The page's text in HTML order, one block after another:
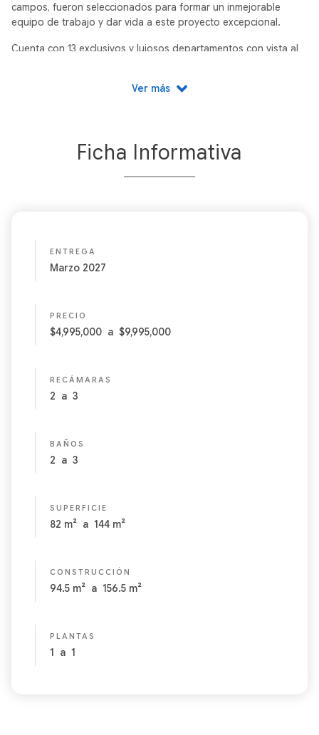
campos, fueron seleccionados para formar un inmejorable
equipo de trabajo y dar vida a este proyecto excepcional.
Cuenta con 13 exclusivos y lujosos departamentos con vista al
1 pent garden (Modelo Polen) con 130.1 m2 mas 12.5m2 de
4 penthouse (Modelo colmena) con 144.2m2 mas 12.5m2
altura, piscina y terraza.
Ver más
Ficha Informativa
ENTREGA
Marzo 2027
PRECIO
$4,995,000 a $9,995,000
RECÁMARAS
2 a 3
BAÑOS
2 a 3
SUPERFICIE
82 m² a 144 m²
CONSTRUCCIÓN
94.5 m² a 156.5 m²
PLANTAS
1 a 1